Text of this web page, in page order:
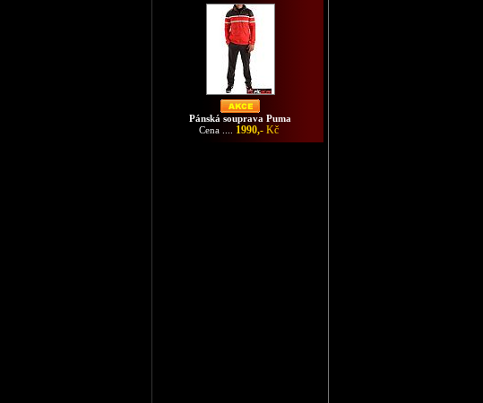
Pánská souprava Puma
Cena .... 1990,- Kč